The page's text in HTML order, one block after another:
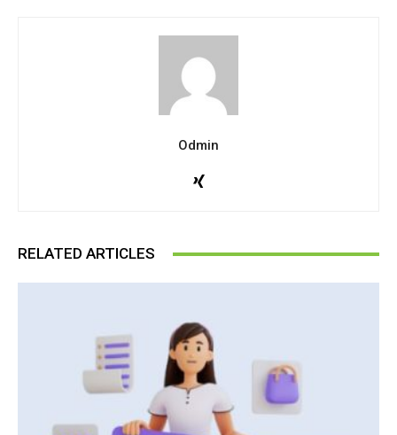
Odmin
RELATED ARTICLES